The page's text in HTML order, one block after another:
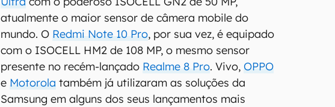
atualmente o maior sensor de câmera mobile do
mundo. O Redmi Note 10 Pro, por sua vez, é equipado
com o ISOCELL HM2 de 108 MP, o mesmo sensor
presente no recém-lançado Realme 8 Pro. Vivo,OPPO
e Motorola também já utilizaram as soluções da
Samsung em alguns dos seus lançamentos mais